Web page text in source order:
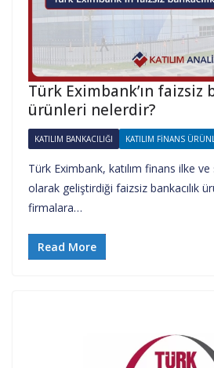
Türk Eximbank’ın faizsiz
ürünleri nelerdir?
KATILIM BANKACILIĞI KATILIM FINANS
Türk Eximbank, katılım finans ilke
olarak geliştirdiği faizsiz bankacılık
firmalara…
Read More